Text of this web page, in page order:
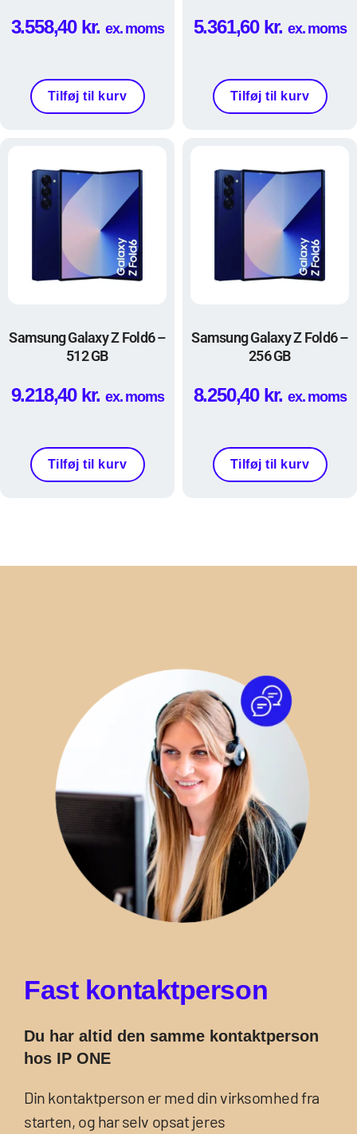
3.558,40 kr. ex. moms
Tilføj til kurv
5.361,60 kr. ex. moms
Tilføj til kurv
Samsung Galaxy Z Fold6 –
512 GB
9.218,40 kr. ex. moms
Tilføj til kurv
Samsung Galaxy Z Fold6 –
256 GB
8.250,40 kr. ex. moms
Tilføj til kurv
Fast kontaktperson
Du har altid den samme kontaktperson
hos IP ONE
Din kontaktperson er med din virksomhed fra
starten, og har selv opsat jeres